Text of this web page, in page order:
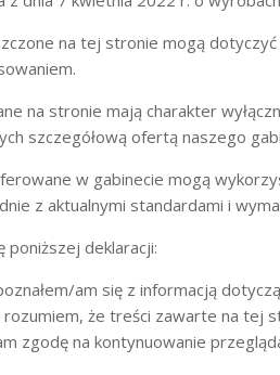
z którego usuwamy
przez włos a nie przez skórę.
MED FLASH II UMOŻLIWIA
na tej stronie mogą
na stronie mają charakter
szczegółową ofertą naszego
w gabinecie mogą
z aktualnymi standardami i
poniższej deklaracji:
am się z informacją
że treści zawarte na tej
zgodę na kontynuowanie